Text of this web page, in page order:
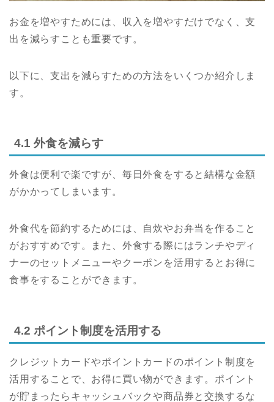
お金を増やすためには、収入を増やすだけでなく、支
出を減らすことも重要です。
以下に、支出を減らすための方法をいくつか紹介しま
す。
4.1 外食を減らす
外食は便利で楽ですが、毎日外食をすると結構な金額
がかかってしまいます。
外食代を節約するためには、自炊やお弁当を作ること
がおすすめです。また、外食する際にはランチやディ
ナーのセットメニューやクーポンを活用するとお得に
食事をすることができます。
4.2 ポイント制度を活用する
クレジットカードやポイントカードのポイント制度を
活用することで、お得に買い物ができます。ポイント
が貯まったらキャッシュバックや商品券と交換するな